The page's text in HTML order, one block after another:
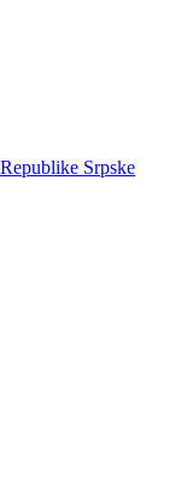
Srpske